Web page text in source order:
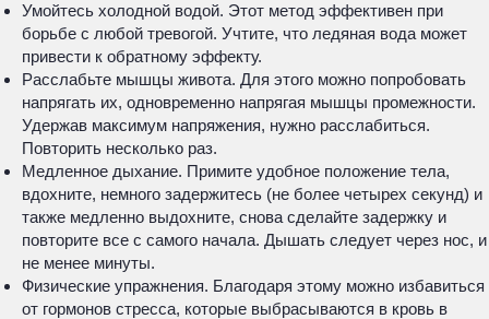
Умойтесь холодной водой. Этот метод эффективен при
борьбе с любой тревогой. Учтите, что ледяная вода может
привести к обратному эффекту.
Расслабьте мышцы живота. Для этого можно попробовать
напрягать их, одновременно напрягая мышцы промежности.
Удержав максимум напряжения, нужно расслабиться.
Повторить несколько раз.
Медленное дыхание. Примите удобное положение тела,
вдохните, немного задержитесь (не более четырех секунд) и
также медленно выдохните, снова сделайте задержку и
повторите все с самого начала. Дышать следует через нос, и
не менее минуты.
Физические упражнения. Благодаря этому можно избавиться
от гормонов стресса, которые выбрасываются в кровь в